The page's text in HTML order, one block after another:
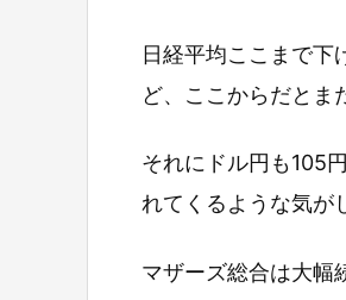
日経平均ここまで下
ど、ここからだとま
それにドル円も105
れてくるような気が
マザーズ総合は大幅